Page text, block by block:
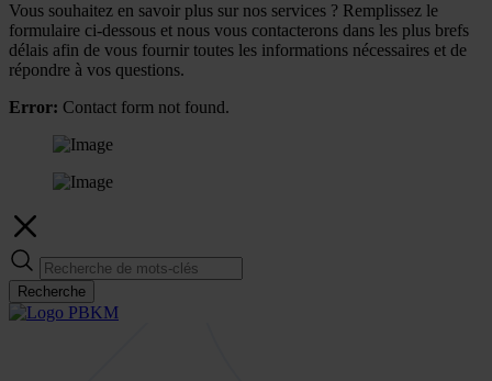
Vous souhaitez en savoir plus sur nos services ? Remplissez le
formulaire ci-dessous et nous vous contacterons dans les plus brefs
délais afin de vous fournir toutes les informations nécessaires et de
répondre à vos questions.
Error: Contact form not found.
Recherche